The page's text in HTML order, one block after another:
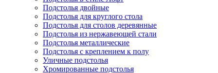
Подстолья двойные
Подстолья для круглого стола
Подстолья для столов деревянные
Подстолья из нержавеющей стали
Подстолья металлические
Подстолья с креплением к полу
Уличные подстолья
Хромированные подстолья